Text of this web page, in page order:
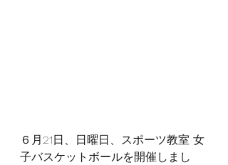
６月21日、日曜日、スポーツ教室 女
子バスケットボールを開催しまし